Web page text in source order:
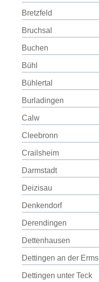
Bretzfeld
Bruchsal
Buchen
Bühl
Bühlertal
Burladingen
Calw
Cleebronn
Crailsheim
Darmstadt
Deizisau
Denkendorf
Derendingen
Dettenhausen
Dettingen an der Erms
Dettingen unter Teck